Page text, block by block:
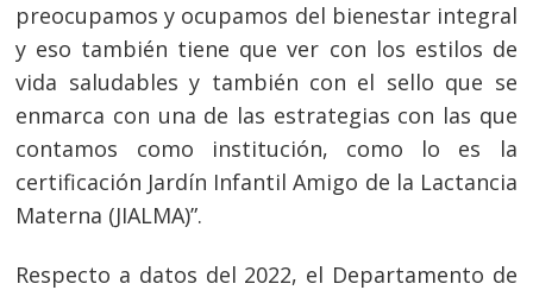
preocupamos y ocupamos del bienestar integral
y eso también tiene que ver con los estilos de
vida saludables y también con el sello que se
enmarca con una de las estrategias con las que
contamos como institución, como lo es la
certificación Jardín Infantil Amigo de la Lactancia
Materna (JIALMA)”.
Respecto a datos del 2022, el Departamento de